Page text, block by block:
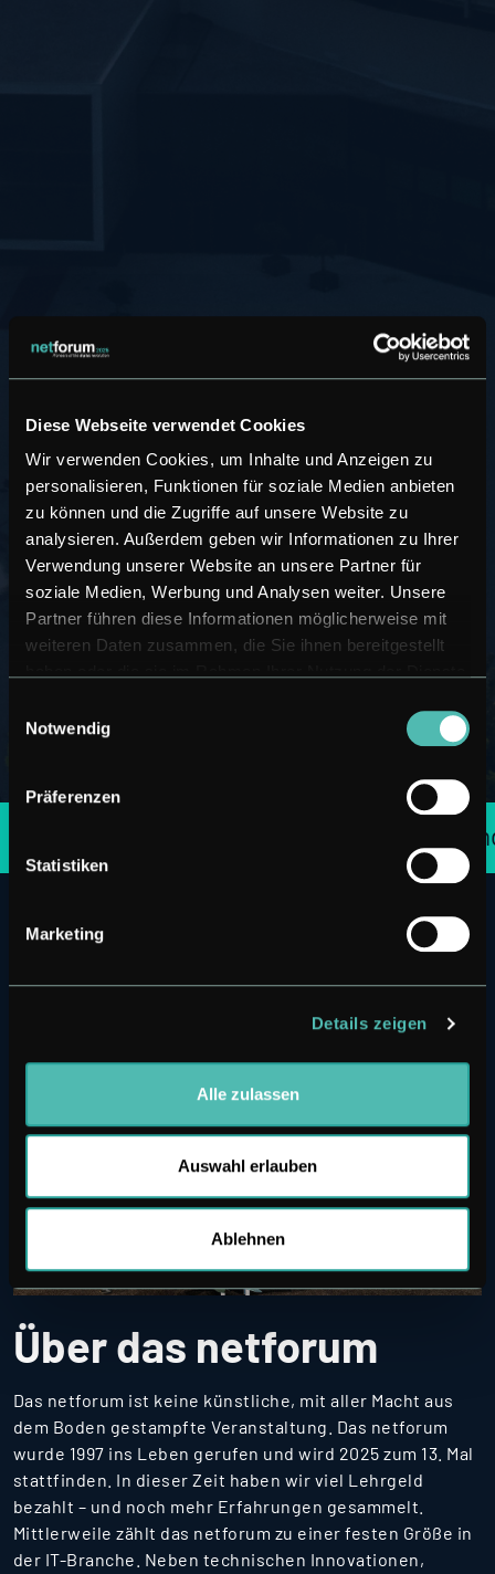
Diese Webseite verwendet Cookies
Wir verwenden Cookies, um Inhalte und Anzeigen zu
personalisieren, Funktionen für soziale Medien anbieten
zu können und die Zugriffe auf unsere Website zu
analysieren. Außerdem geben wir Informationen zu Ihrer
Verwendung unserer Website an unsere Partner für
soziale Medien, Werbung und Analysen weiter. Unsere
Partner führen diese Informationen möglicherweise mit
weiteren Daten zusammen, die Sie ihnen bereitgestellt
Notwendig
Präferenzen
Statistiken
Marketing
Details zeigen
Alle zulassen
Auswahl erlauben
Ablehnen
und
Über das netforum
Das netforum ist keine künstliche, mit aller Macht aus
dem Boden gestampfte Veranstaltung. Das netforum
wurde 1997 ins Leben gerufen und wird 2025 zum 13. Mal
stattfinden. In dieser Zeit haben wir viel Lehrgeld
bezahlt – und noch mehr Erfahrungen gesammelt.
Mittlerweile zählt das netforum zu einer festen Größe in
der IT-Branche. Neben technischen Innovationen,